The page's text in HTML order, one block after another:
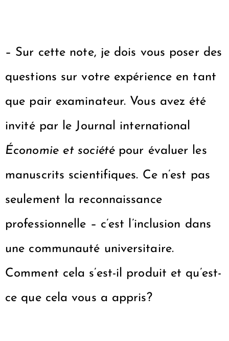
– Sur cette note, je dois vous poser des
questions sur votre expérience en tant
que pair examinateur. Vous avez été
invité par le Journal international
Économie et sociétépour évaluer les
manuscrits scientifiques. Ce n’est pas
seulement la reconnaissance
professionnelle – c’est l’inclusion dans
une communauté universitaire.
Comment cela s’est-il produit et qu’est-
ce que cela vous a appris?